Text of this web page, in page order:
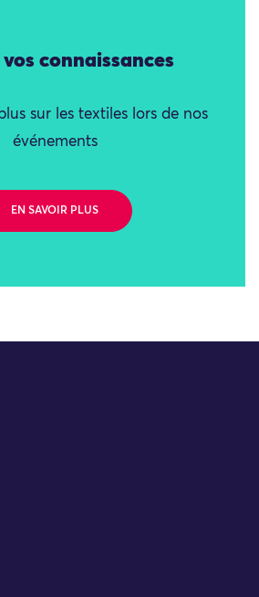
vos connaissances
sur les textiles lors de nos
événements
EN SAVOIR PLUS